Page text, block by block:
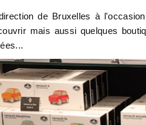
de Bruxelles à
mais aussi quelques